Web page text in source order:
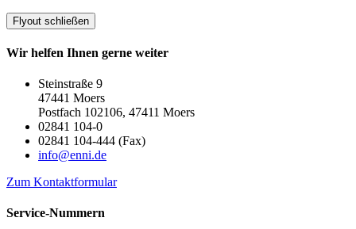
Flyout schließen
Wir helfen Ihnen gerne weiter
Steinstraße 9
47441 Moers
Postfach 102106, 47411 Moers
02841 104-0
02841 104-444 (Fax)
info@enni.de
Zum Kontaktformular
Service-Nummern